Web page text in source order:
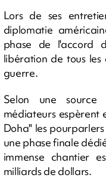
Lors de ses
diplomatie
phase de l'accord
libération de tous
guerre.
Selon une source
médiateurs espèrent
Doha" les
une phase finale
immense chantier
milliards de dollars.